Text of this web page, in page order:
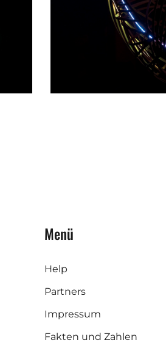
Menü
Help
Partners
Impressum
Fakten und Zahlen